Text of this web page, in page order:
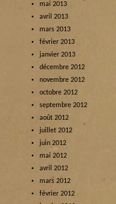
mai 2013
avril 2013
mars 2013
février 2013
janvier 2013
décembre 2012
novembre 2012
octobre 2012
septembre 2012
août 2012
juillet 2012
juin 2012
mai 2012
avril 2012
mars 2012
février 2012